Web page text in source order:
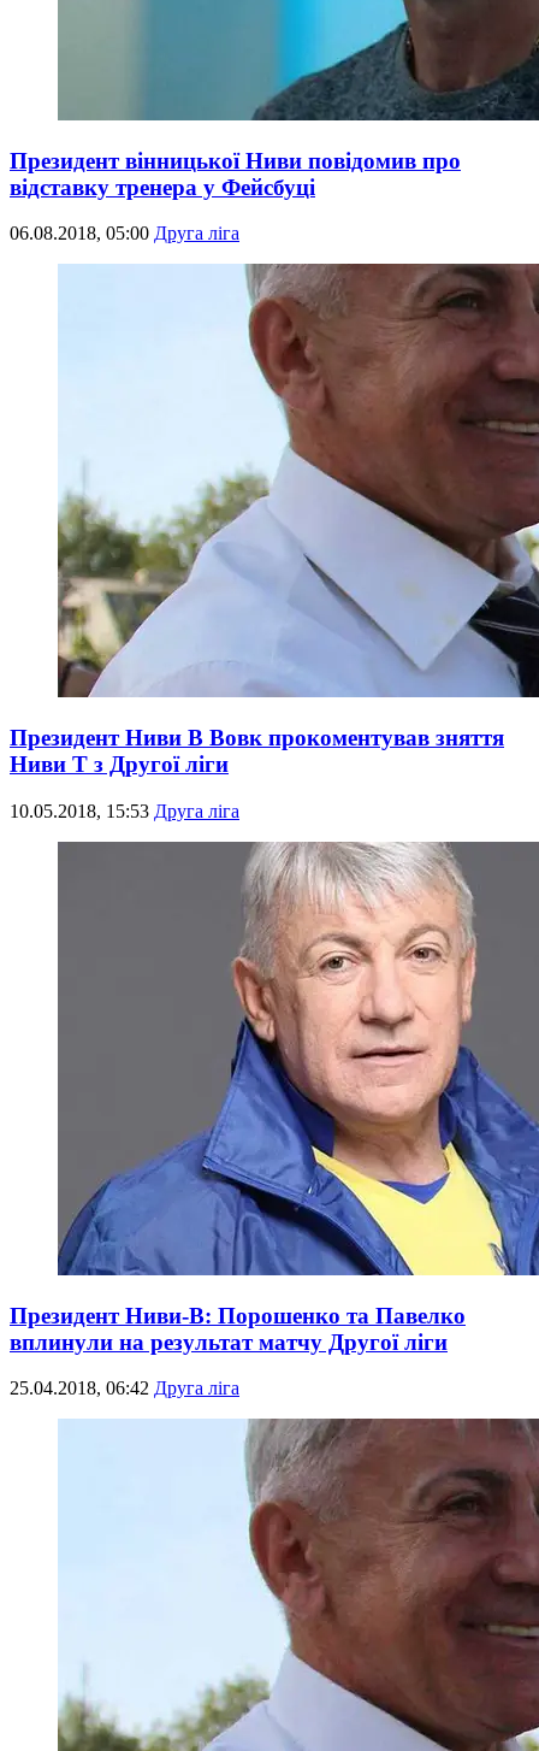
Президент вінницької Ниви повідомив про
відставку тренера у Фейсбуці
06.08.2018, 05:00 Друга ліга
Президент Ниви В Вовк прокоментував зняття
Ниви Т з Другої ліги
10.05.2018, 15:53 Друга ліга
Президент Ниви-В: Порошенко та Павелко
вплинули на результат матчу Другої ліги
25.04.2018, 06:42 Друга ліга